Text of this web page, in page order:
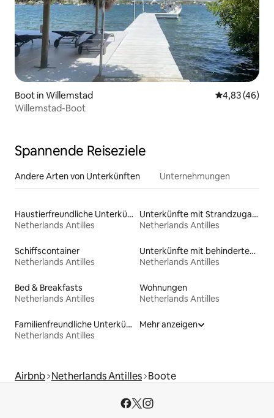
Boot in Willemstad
4,83 (46)
Willemstad-Boot
Spannende Reiseziele
Andere Arten von Unterkünften Unternehmungen
Haustierfreundliche Unterkünfte
Netherlands Antilles
Unterkünfte mit Strandzugang
Netherlands Antilles
Schiffscontainer
Netherlands Antilles
Unterkünfte mit behindertengerechtem Bett
Netherlands Antilles
Bed & Breakfasts
Netherlands Antilles
Wohnungen
Netherlands Antilles
Familienfreundliche Unterkünfte
Netherlands Antilles
Mehr anzeigen
Airbnb Netherlands Antilles Boote